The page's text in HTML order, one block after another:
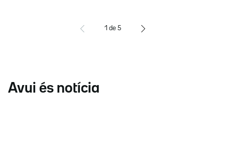
1 de 5
Avui és notícia